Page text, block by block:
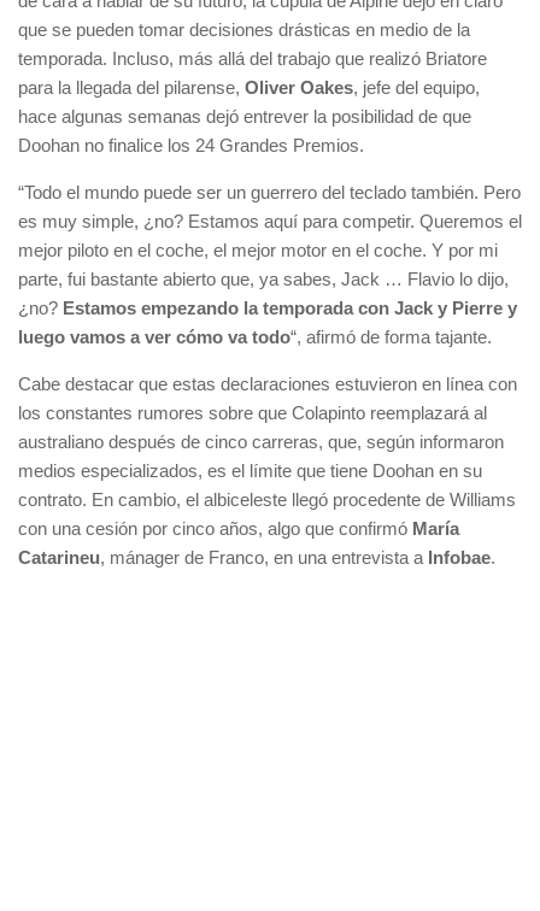
que se pueden tomar decisiones drásticas en medio de la
temporada. Incluso, más allá del trabajo que realizó Briatore
para la llegada del pilarense, Oliver Oakes, jefe del equipo,
hace algunas semanas dejó entrever la posibilidad de que
Doohan no finalice los 24 Grandes Premios.
“Todo el mundo puede ser un guerrero del teclado también. Pero
es muy simple, ¿no? Estamos aquí para competir. Queremos el
mejor piloto en el coche, el mejor motor en el coche. Y por mi
parte, fui bastante abierto que, ya sabes, Jack … Flavio lo dijo,
¿no? Estamos empezando la temporada con Jack y Pierre y
luego vamos a ver cómo va todo“, afirmó de forma tajante.
Cabe destacar que estas declaraciones estuvieron en línea con
los constantes rumores sobre que Colapinto reemplazará al
australiano después de cinco carreras, que, según informaron
medios especializados, es el límite que tiene Doohan en su
contrato. En cambio, el albiceleste llegó procedente de Williams
con una cesión por cinco años, algo que confirmó María
Catarineu, mánager de Franco, en una entrevista a Infobae.